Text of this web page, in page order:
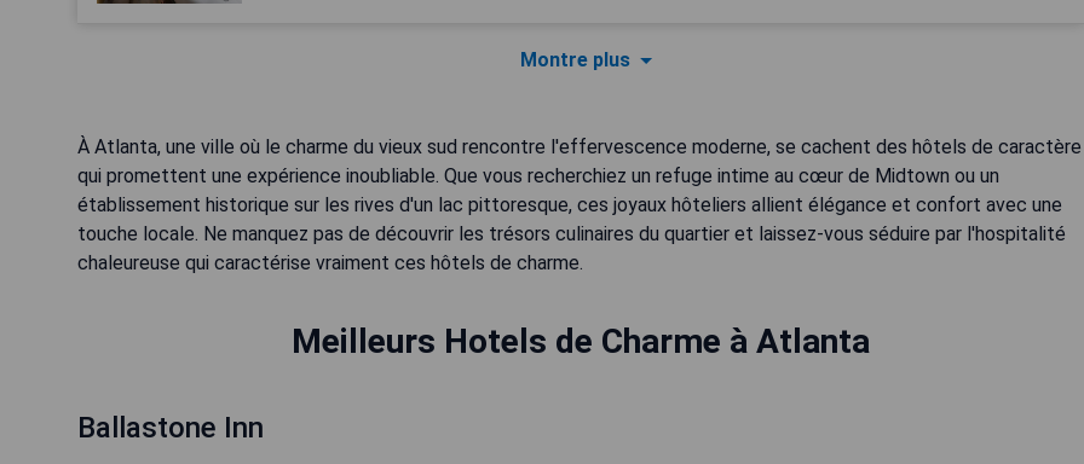
Montre plus
À Atlanta, une ville où le charme du vieux sud rencontre l'effervescence moderne, se cachent des hôtels de caractère
qui promettent une expérience inoubliable. Que vous recherchiez un refuge intime au cœur de Midtown ou un
établissement historique sur les rives d'un lac pittoresque, ces joyaux hôteliers allient élégance et confort avec une
touche locale. Ne manquez pas de découvrir les trésors culinaires du quartier et laissez-vous séduire par l'hospitalité
chaleureuse qui caractérise vraiment ces hôtels de charme.
Meilleurs Hotels de Charme à Atlanta
Ballastone Inn